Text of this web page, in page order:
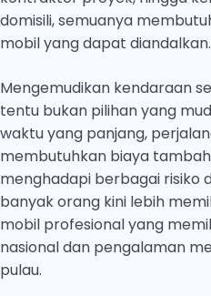
domisili, semuanya
mobil yang dapat diandalkan.
Mengemudikan kendaraan
tentu bukan pilihan yang
waktu yang panjang,
membutuhkan biaya
menghadapi berbagai risiko
banyak orang kini lebih
mobil profesional yang
nasional dan pengalaman
pulau.